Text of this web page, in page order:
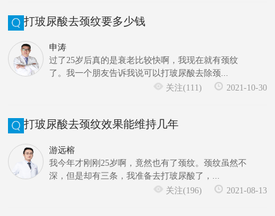
打玻尿酸去颈纹要多少钱
申涛
过了25岁后真的是衰老比较快啊，我现在就有颈纹
了。我一个朋友告诉我说可以打玻尿酸去除颈...
关注(111)
2021-10-30
打玻尿酸去颈纹效果能维持几年
游远榕
我今年才刚刚25岁啊，竟然也有了颈纹。颈纹虽然不
深，但是却有三条，我准备去打玻尿酸了，...
关注(196)
2021-08-13